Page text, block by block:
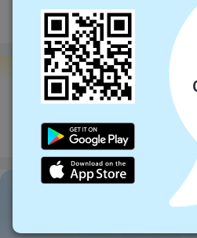
Đảm bảo gửi hàng đúng
Chính sách hoàn tiền
Gian hàng Felix Factories
Happy Shop
Đối tác trực tiếp của Felix, mang sản
với người tiêu dùng. Giá cả cạnh tranh -